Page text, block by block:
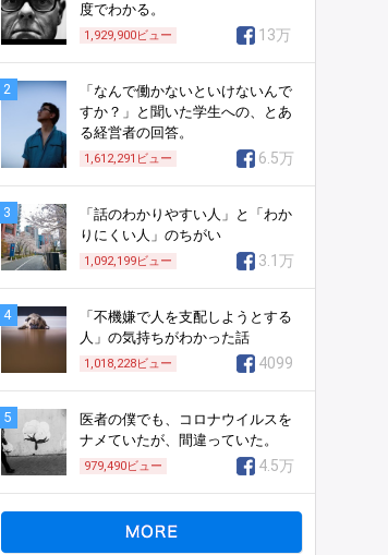
度でわかる。
1,929,900ビュー 13万
2
「なんで働かないといけないんで
すか？」と聞いた学生への、とあ
る経営者の回答。
1,612,291 ビュー 6.5万
3
「話のわかりやすい人」と「わか
りにくい人」のちがい
1,092,199ビュー 3.1万
4
「不機嫌で人を支配しようとする
人」の気持ちがわかった話
1,018,228ビュー 4099
5
医者の僕でも、コロナウイルスを
ナメていたが、間違っていた。
979,490ビュー 4.5万